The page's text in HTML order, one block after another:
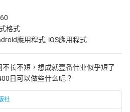
格式
應用程式, iOS應用程式
长不短，想成就壹番伟业似乎短了
日可以做些什么呢？
社